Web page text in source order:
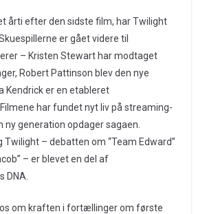
årti efter den sidste film, har Twilight
er gået videre til
– Kristen Stewart har modtaget
Robert Pattinson blev den nye
Kendrick er en etableret
har fundet nyt liv på streaming-
ny generation opdager sagaen.
Twilight – debatten om “Team Edward”
– er blevet en del af
DNA.
om kraften i fortællinger om første